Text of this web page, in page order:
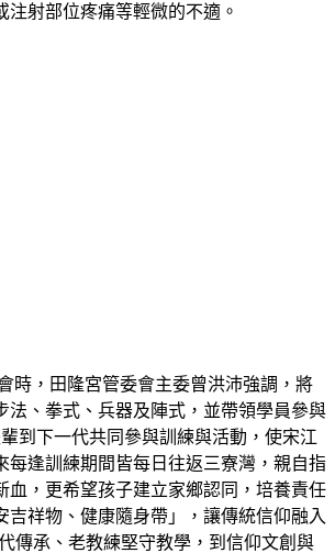
射部位疼痛等輕微的不適。
時，田隆宮管委會主委曾洪沛強調，將
、拳式、兵器及陣式，並帶領學員參與
到下一代共同參與訓練與活動，使宋江
每逢訓練期間皆每日往返三寮灣，親自指
，更希望孩子建立家鄉認同，培養責任
祥物、健康隨身帶」，讓傳統信仰融入
傳承、老教練堅守教學，到信仰文創與